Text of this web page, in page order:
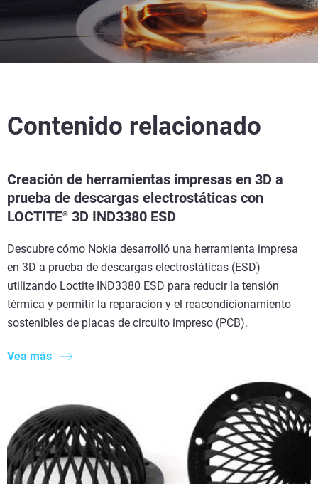
Contenido relacionado
Creación de herramientas impresas en 3D a
prueba de descargas electrostáticas con
LOCTITE® 3D IND3380 ESD
Descubre cómo Nokia desarrolló una herramienta impresa
en 3D a prueba de descargas electrostáticas (ESD)
utilizando Loctite IND3380 ESD para reducir la tensión
térmica y permitir la reparación y el reacondicionamiento
sostenibles de placas de circuito impreso (PCB).
Vea más